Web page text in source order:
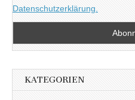
Datenschutzerklärung.
KATEGORIEN